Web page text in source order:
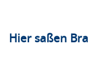
Hier saßen